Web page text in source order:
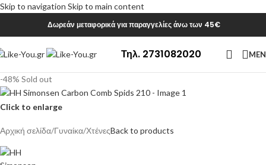
Skip to navigation Skip to main content
Δωρεάν μεταφορικά για παραγγελίες άνω των 45€
Τηλ. 2731082020
-48% Sold out
Click to enlarge
Αρχική σελίδα/Γυναίκα/ΧτένεςBack to products